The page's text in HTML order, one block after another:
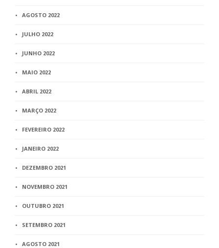
AGOSTO 2022
JULHO 2022
JUNHO 2022
MAIO 2022
ABRIL 2022
MARÇO 2022
FEVEREIRO 2022
JANEIRO 2022
DEZEMBRO 2021
NOVEMBRO 2021
OUTUBRO 2021
SETEMBRO 2021
AGOSTO 2021